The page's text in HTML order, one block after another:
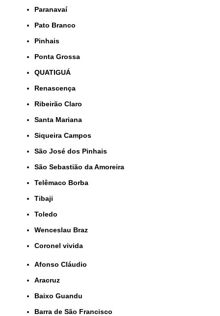
Paranavaí
Pato Branco
Pinhais
Ponta Grossa
QUATIGUÁ
Renascença
Ribeirão Claro
Santa Mariana
Siqueira Campos
São José dos Pinhais
São Sebastião da Amoreira
Telêmaco Borba
Tibaji
Toledo
Wenceslau Braz
coronel vivida
Afonso Cláudio
Aracruz
Baixo Guandu
Barra de São Francisco